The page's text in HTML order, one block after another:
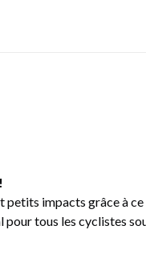
petits impacts grâce à
tous les cyclistes